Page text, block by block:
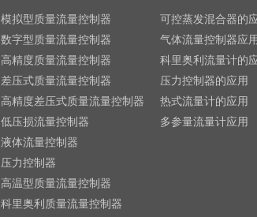
模拟型质量流量控制器
数字型质量流量控制器
高精度质量流量控制器
差压式质量流量控制器
高精度差压式质量流量控制器
低压损流量控制器
液体流量控制器
压力控制器
高温型质量流量控制器
科里奥利质量流量控制器
可控蒸发混合器的
气体流量控制器应用
科里奥利流量计的
压力控制器的应用
热式流量计的应用
多参量流量计应用